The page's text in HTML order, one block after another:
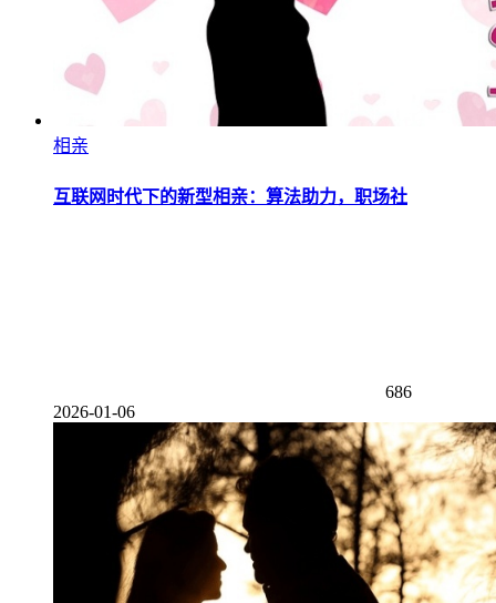
相亲
互联网时代下的新型相亲：算法助力，职场社
686
2026-01-06